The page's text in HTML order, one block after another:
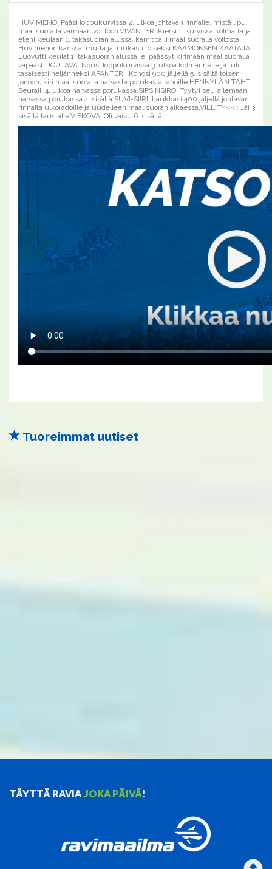
HUVIMENO: Pääsi loppukurvissa 2. ulkoa johtavan rinnalle, mistä lipui
maalisuoralla varmaan voittoon.VIVANTER: Kiersi 1. kurvissa kolmatta ja
eteni keulaan 1. takasuoran alussa, kamppaili maalisuoralla voitosta
Huvimenon kanssa, mutta jäi niukasti toiseksi.KAAMOKSEN KAATAJA:
Luovutti keulat 1. takasuoran alussa, ei päässyt kirimään maalisuoralla
vapaasti.JOUTAVA: Nousi loppukurvissa 3. ulkoa kolmannelle ja tuli
tasaisesti neljänneksi.APANTERI: Kohosi 900 jäljellä 5. sisältä toisen
jonoon, kiri maalisuoralla harvasta porukasta rahoille.HENNYLÄN TÄHTI:
Seuraili 4. ulkoa harvassa porukassa.SIPSINSIRO: Tyytyi seurailemaan
harvassa porukassa 4. sisältä.SUVI-SIIRI: Laukkasi 400 jäljellä johtavan
rinnalta ulkoradoille ja uudelleen maalisuoran alkaessa.VILLITYKKI: Jäi 3.
sisältä taustalle.VIEKOVA: Oli vaisu 6. sisältä.
Tuoreimmat uutiset
TÄYTTÄ RAVIAJOKA PÄIVÄ!